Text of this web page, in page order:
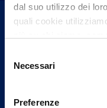
dal suo utilizzo dei
quali cookie
può trovare nel footer
delNecessari
Preferenze
un nostro
Contattaci